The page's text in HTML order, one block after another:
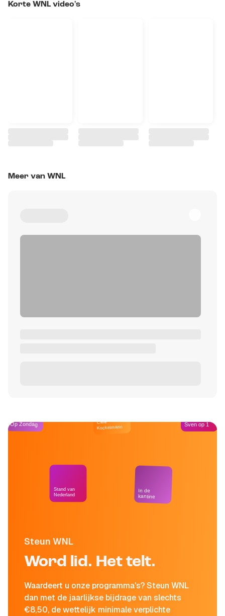
Korte WNL video's
Meer van WNL
Steun WNL
Word lid. Het telt.
Waardeert u onze programma's? Steun WNL
dan met de jaarlijkse bijdrage van slechts
€8,50, de wettelijk minimale verplichte
Op Zondag
Stand van
Nederland
Café
Kockelmann
In de
kantine
Sven op 1